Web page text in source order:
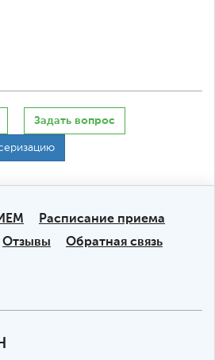
Задать вопрос
Расписание приема
Отзывы Обратная связь